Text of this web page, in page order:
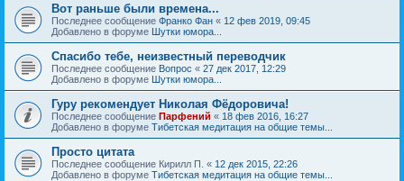
Вот раньше были времена...
Последнее сообщение Франко Фан « 12 фев 2019, 09:45
Добавлено в форуме Шутки юмора...
Спасибо тебе, неизвестный переводчик
Последнее сообщение Вопрос « 27 дек 2017, 12:29
Добавлено в форуме Шутки юмора...
Гуру рекомендует Николая Фёдоровича!
Последнее сообщение Парфений « 18 фев 2016, 16:27
Добавлено в форуме Тибетская медитация на общие темы...
Просто цитата
Последнее сообщение Кирилл П. « 12 дек 2015, 22:26
Добавлено в форуме Тибетская медитация на общие темы...